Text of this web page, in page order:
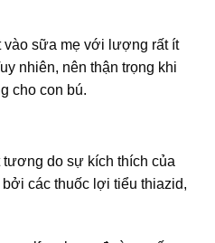
sữa mẹ với lượng rất ít
nhiên, nên thận trọng khi
cho con bú.
tương do sự kích thích của
các thuốc lợi tiểu thiazid,